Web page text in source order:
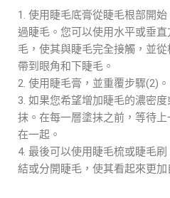
使用睫毛底膏從睫毛根部開
過睫毛。您可以使用水平或垂
毛，使其與睫毛完全接觸，並
帶到眼角和下睫毛。
使用睫毛膏，並重覆步驟(2)。
如果您希望增加睫毛的濃密
抹。在每一層塗抹之前，等待
在一起。
最後可以使用睫毛梳或睫毛
結或分開睫毛，使其看起來更加